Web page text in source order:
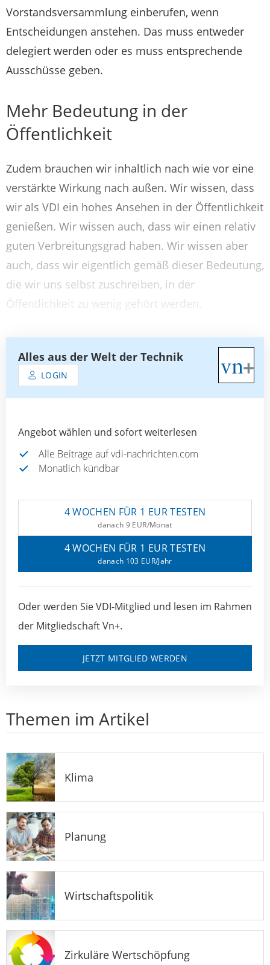
Vorstandsversammlung einberufen, wenn
Entscheidungen anstehen. Das muss entweder
delegiert werden oder es muss entsprechende
Ausschüsse geben.
Mehr Bedeutung in der
Öffentlichkeit
Zudem brauchen wir inhaltlich nach wie vor eine
verstärkte Wirkung nach außen. Wir wissen, dass
wir als VDI ein hohes Ansehen in der Öffentlichkeit
genießen. Wir wissen auch, dass wir einen relativ
guten Verbreitungsgrad haben. Wir wissen aber
auch, dass wir eigentlich gemäß dieser Bedeutung,
die wir uns selbst zuschreiben, in der
Öffentlichkeit zu wenig gehört werden.
Alles aus der Welt der Technik
LOGIN
Angebot wählen und sofort weiterlesen
Alle Beiträge auf vdi-nachrichten.com
Monatlich kündbar
4 WOCHEN FÜR 1 EUR TESTEN
danach 9 EUR/Monat
4 WOCHEN FÜR 1 EUR TESTEN
danach 103 EUR/Jahr
Oder werden Sie VDI-Mitglied und lesen im Rahmen
der Mitgliedschaft Vn+.
JETZT MITGLIED WERDEN
Themen im Artikel
Klima
Planung
Wirtschaftspolitik
Zirkuläre Wertschöpfung